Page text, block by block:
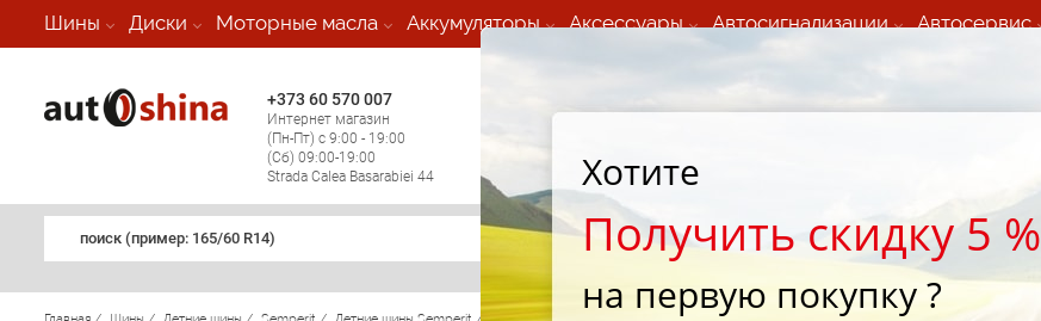
Шины Диски Моторные масла Аккумуляторы Аксессуары Автосигнализации Автосервис
+373 60 570 007
Интернет магазин
(Пн-Пт) с 9:00 - 19:00
(Сб) 09:00-19:00
Strada Calea Basarabiei 44
Мобильный шиномонтаж 24/7
поиск (примеp: 165/60 R14)
Хотите
Получить скидку 5 %
на первую покупку ?